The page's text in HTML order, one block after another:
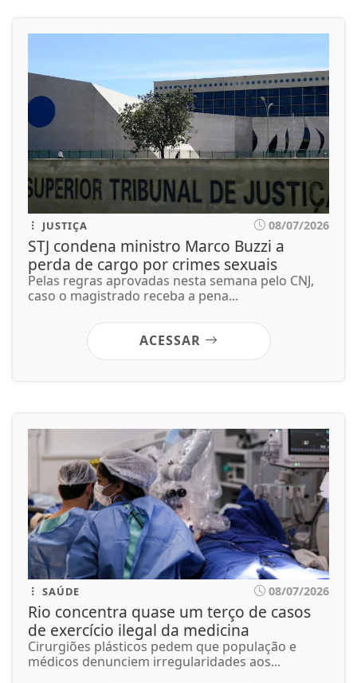
JUSTIÇA 08/07/2026
STJ condena ministro Marco Buzzi a
perda de cargo por crimes sexuais
Pelas regras aprovadas nesta semana pelo CNJ,
caso o magistrado receba a pena...
ACESSAR
SAÚDE 08/07/2026
Rio concentra quase um terço de casos
de exercício ilegal da medicina
Cirurgiões plásticos pedem que população e
médicos denunciem irregularidades aos...